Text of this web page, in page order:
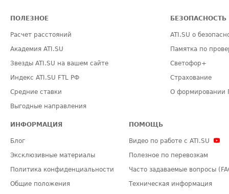
ПОЛЕЗНОЕ
Расчет расстояний
Академия ATI.SU
Звезды ATI.SU на вашем сайте
Индекс ATI.SU FTL РФ
Средние ставки
Выгодные направления
БЕЗОПАСНОСТЬ
ATI.SU о
Памятка по
Светофор+
Страхование
О формировании
ИНФОРМАЦИЯ
Блог
Эксклюзивные материалы
Политика конфиденциальности
Общие положения
ПОМОЩЬ
Видео по работе с ATI.SU
Полезное по перевозкам
Часто задаваемые вопросы
Техническая информация